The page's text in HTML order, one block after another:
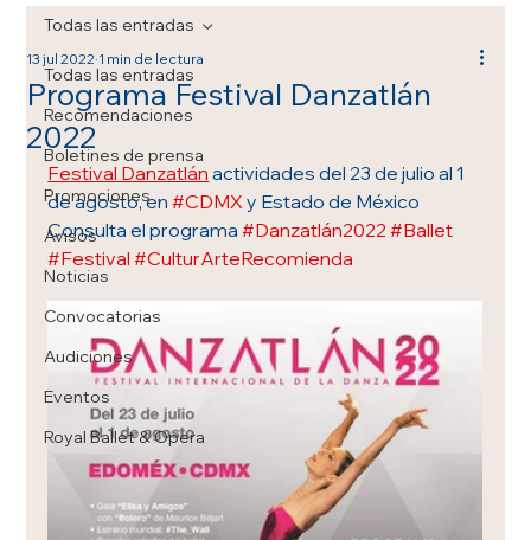
Todas las entradas
Recomendaciones
Boletines de prensa
Promociones
Avisos
Noticias
Convocatorias
Audiciones
Eventos
Royal Ballet & Opera
Todas las entradas
Programa Festival Danzatlán
2022
13 jul 2022 1 min de lectura
Festival Danzatlán actividades del 23 de julio al 1
de agosto, en #CDMX y Estado de México
Consulta el programa #Danzatlán2022 #Ballet
#Festival #CulturArteRecomienda